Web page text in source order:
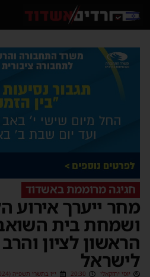
חגיגה מרוממת באשדוד
מחר ייערך אירוע
ושמחת בית
הראשון לציון
לישראל
יוסי יחזקאלי 20:30 י״ז בתשרי תשפ״ה (19/10/2024)